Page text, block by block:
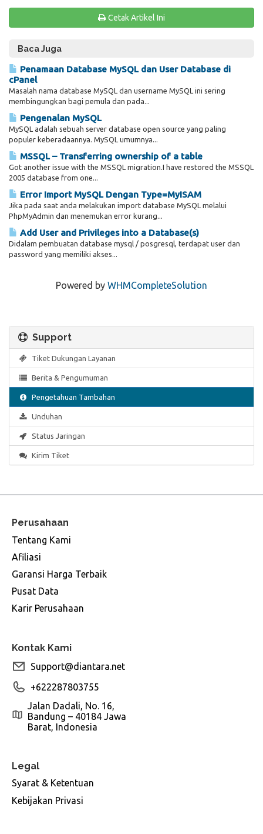
Cetak Artikel Ini
Baca Juga
Penamaan Database MySQL dan User Database di
cPanel
Masalah nama database MySQL dan username MySQL ini sering
membingungkan bagi pemula dan pada...
Pengenalan MySQL
MySQL adalah sebuah server database open source yang paling
populer keberadaannya. MySQL umumnya...
MSSQL – Transferring ownership of a table
Got another issue with the MSSQL migration.I have restored the MSSQL
2005 database from one...
Error Import MySQL Dengan Type=MyISAM
Jika pada saat anda melakukan import database MySQL melalui
PhpMyAdmin dan menemukan error kurang...
Add User and Privileges into a Database(s)
Didalam pembuatan database mysql / posgresql, terdapat user dan
password yang memiliki akses...
Powered by WHMCompleteSolution
Support
Tiket Dukungan Layanan
Berita & Pengumuman
Pengetahuan Tambahan
Unduhan
Status Jaringan
Kirim Tiket
Perusahaan
Tentang Kami
Afiliasi
Garansi Harga Terbaik
Pusat Data
Karir Perusahaan
Kontak Kami
Support@diantara.net
+622287803755
Jalan Dadali, No. 16,
Bandung – 40184 Jawa
Barat, Indonesia
Legal
Syarat & Ketentuan
Kebijakan Privasi